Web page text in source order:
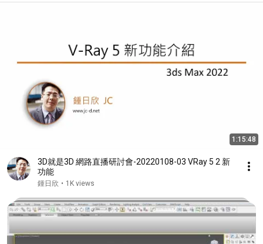
1:15:48
3D就是3D 網路直播研討會-20220108-03 VRay 5 2 新
功能
鍾日欣 • 1K views